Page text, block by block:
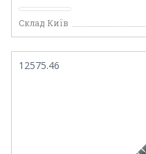
Склад Київ
12575.46